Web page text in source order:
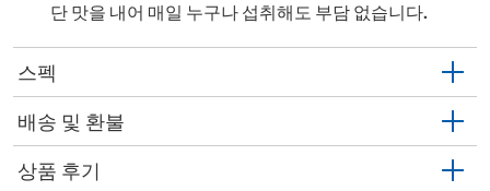
단 맛을 내어 매일 누구나 섭취해도 부담 없습니다.
스펙
배송 및 환불
상품 후기